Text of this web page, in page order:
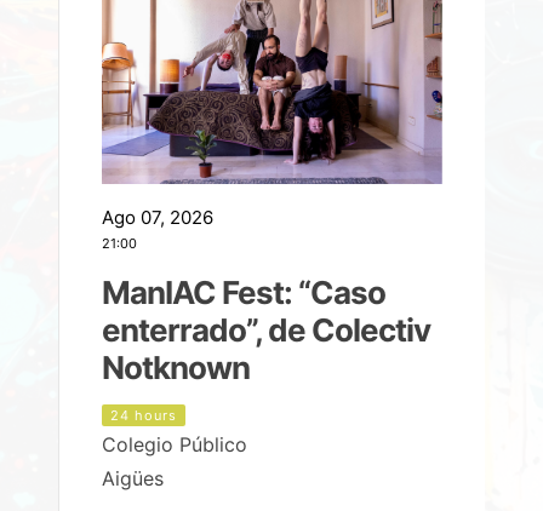
Ago 07, 2026
21:00
ManIAC Fest: “Caso
enterrado”, de Colectiv
Notknown
24 hours
Colegio Público
Aigües